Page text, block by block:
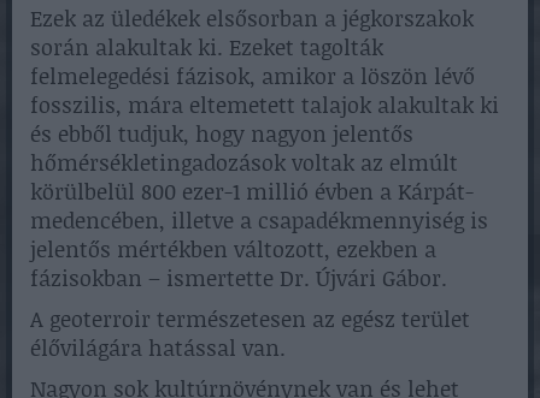
Ezek az üledékek elsősorban a jégkorszakok
során alakultak ki. Ezeket tagolták
felmelegedési fázisok, amikor a löszön lévő
fosszilis, mára eltemetett talajok alakultak ki
és ebből tudjuk, hogy nagyon jelentős
hőmérsékletingadozások voltak az elmúlt
körülbelül 800 ezer-1 millió évben a Kárpát-
medencében, illetve a csapadékmennyiség is
jelentős mértékben változott, ezekben a
fázisokban – ismertette Dr. Újvári Gábor.
A geoterroir természetesen az egész terület
élővilágára hatással van.
Nagyon sok kultúrnövénynek van és lehet